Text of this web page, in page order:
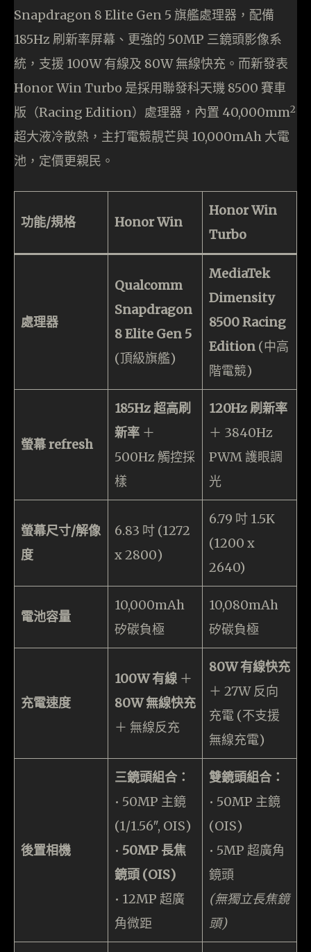
Snapdragon 8 Elite Gen 5 旗艦處理器，配備
185Hz 刷新率屏幕、更強的 50MP 三鏡頭影像系
統，支援 100W 有線及 80W 無線快充。而新發表
Honor Win Turbo 是採用聯發科天璣 8500 賽車
版（Racing Edition）處理器，內置 40,000mm2
超大液冷散熱，主打電競靚芒與 10,000mAh 大電
池，定價更親民。
功能/規格 Honor Win
Honor Win
Turbo
處理器
Qualcomm
Snapdragon
8 Elite Gen 5
(頂級旗艦)
MediaTek
Dimensity
8500 Racing
Edition (中高
階電競)
螢幕 refresh
185Hz 超高刷
新率 ＋
500Hz 觸控採
樣
120Hz 刷新率
＋ 3840Hz
PWM 護眼調
光
螢幕尺寸/解像
度
6.83 吋 (1272
x 2800)
6.79 吋 1.5K
(1200 x
2640)
電池容量
10,000mAh
矽碳負極
10,080mAh
矽碳負極
充電速度
100W 有線 ＋
80W 無線快充
＋ 無線反充
80W 有線快充
＋ 27W 反向
充電 (不支援
無線充電)
後置相機
三鏡頭組合：
• 50MP 主鏡
(1/1.56″, OIS)
• 50MP 長焦
鏡頭 (OIS)
• 12MP 超廣
角微距
雙鏡頭組合：
• 50MP 主鏡
(OIS)
• 5MP 超廣角
鏡頭
(無獨立長焦鏡
頭)